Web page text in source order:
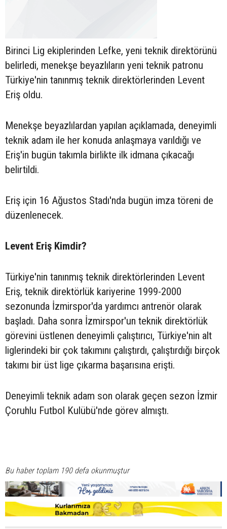
Birinci Lig ekiplerinden Lefke, yeni teknik direktörünü
belirledi, menekşe beyazlıların yeni teknik patronu
Türkiye'nin tanınmış teknik direktörlerinden Levent
Eriş oldu.
Menekşe beyazlılardan yapılan açıklamada, deneyimli
teknik adam ile her konuda anlaşmaya varıldığı ve
Eriş'in bugün takımla birlikte ilk idmana çıkacağı
belirtildi.
Eriş için 16 Ağustos Stadı'nda bugün imza töreni de
düzenlenecek.
Levent Eriş Kimdir?
Türkiye'nin tanınmış teknik direktörlerinden Levent
Eriş, teknik direktörlük kariyerine 1999-2000
sezonunda İzmirspor'da yardımcı antrenör olarak
başladı. Daha sonra İzmirspor'un teknik direktörlük
görevini üstlenen deneyimli çalıştırıcı, Türkiye'nin alt
liglerindeki bir çok takımını çalıştırdı, çalıştırdığı birçok
takımı bir üst lige çıkarma başarısına erişti.
Deneyimli teknik adam son olarak geçen sezon İzmir
Çoruhlu Futbol Kulübü'nde görev almıştı.
Bu haber toplam 190 defa okunmuştur